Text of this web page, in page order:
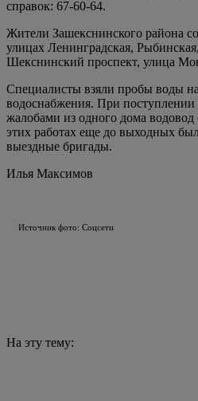
справок: 67-60-64.
Жители Зашекснинского района
улицах Ленинградская,
Шекснинский проспект, улица
Специалисты взяли пробы воды
водоснабжения. При поступлении
жалобами из одного дома
этих работах еще до выходных
выездные бригады.
Илья Максимов
Источник фото: Соцсети
На эту тему: